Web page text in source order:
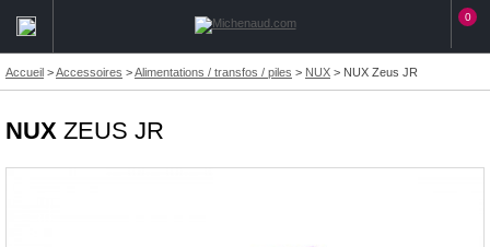
0
Accueil >Accessoires >Alimentations / transfos / piles > NUX > NUX Zeus JR
NUX ZEUS JR